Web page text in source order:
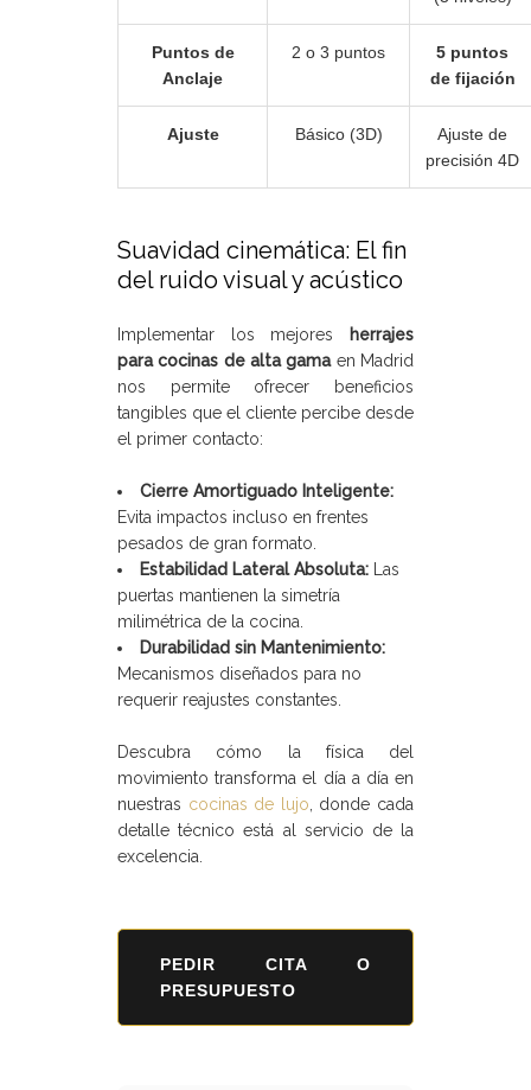
Puntos de
Anclaje
2 o 3 puntos
5 puntos
de fijación
Ajuste Básico (3D)
Ajuste de
precisión 4D
Suavidad cinemática: El fin
del ruido visual y acústico
Implementar los mejores
herrajes
para cocinas de alta gamaen Madrid
nos permite ofrecer beneficios
tangibles que el cliente percibe desde
el primer contacto:
Cierre Amortiguado Inteligente:
Evita impactos incluso en frentes
pesados de gran formato.
Estabilidad Lateral Absoluta: Las
puertas mantienen la simetría
milimétrica de la cocina.
Durabilidad sin Mantenimiento:
Mecanismos diseñados para no
requerir reajustes constantes.
Descubra cómo la física del
movimiento transforma el día a día en
nuestras cocinas de lujo, donde cada
detalle técnico está al servicio de la
excelencia.
PEDIR CITA O
PRESUPUESTO